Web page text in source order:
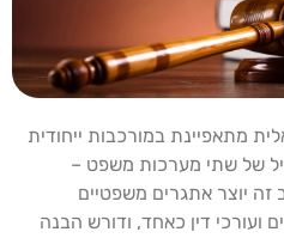
מתאפיינת במורכבות ייחודית
של שתי מערכות משפט –
זה יוצר אתגרים משפטיים
ועורכי דין כאחד, ודורש הבנה